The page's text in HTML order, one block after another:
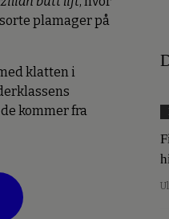
plamager på
klatten i
kommer fra